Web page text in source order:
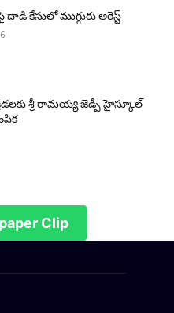
దాడి కేసులో ముగ్గురు అరెస్ట్
శ్రీ రామయ్య జెడ్పీ హైస్కూల్
Clip